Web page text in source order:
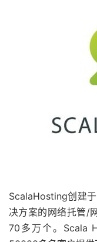
ScalaHosting创建
决方案的网络托管/
70多万个。Scala